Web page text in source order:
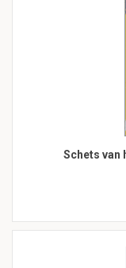
Schets van